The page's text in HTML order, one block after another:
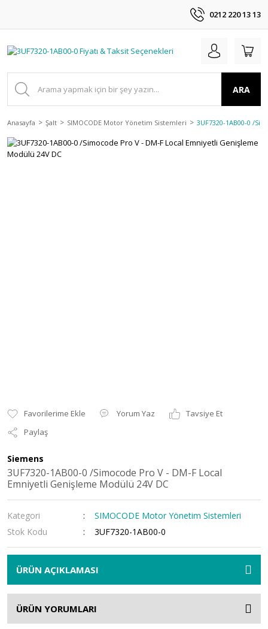
0212 220 13 13
ARA
Anasayfa Şalt SIMOCODE Motor Yönetim Sistemleri 3UF7320-1AB00-0 /
Yorum Yaz
Tavsiye Et
Paylaş
Siemens
3UF7320-1AB00-0 /Simocode Pro V - DM-F Local
Emniyetli Genişleme Modülü 24V DC
Kategori
SIMOCODE Motor Yönetim Sistemleri
Stok Kodu
3UF7320-1AB00-0
ÜRÜN AÇIKLAMASI
ÜRÜN YORUMLARI